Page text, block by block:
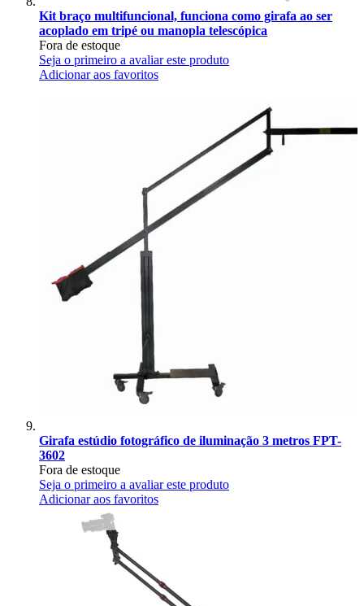
Kit braço multifuncional, funciona como girafa ao ser
acoplado em tripé ou manopla telescópica
Fora de estoque
Seja o primeiro a avaliar este produto
Adicionar aos favoritos
Girafa estúdio fotográfico de iluminação 3 metros FPT-
3602
Fora de estoque
Seja o primeiro a avaliar este produto
Adicionar aos favoritos